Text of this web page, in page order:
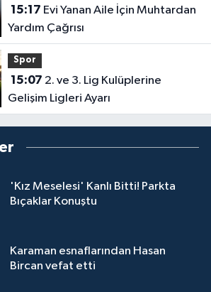
15:17
Yardım Çağrısı
Spor
15:07
Gelişim Ligleri Ayarı
'Kız Meselesi' Kanlı Bitti! Parkta
Bıçaklar Konuştu
Karaman esnaflarından Hasan
Bircan vefat etti